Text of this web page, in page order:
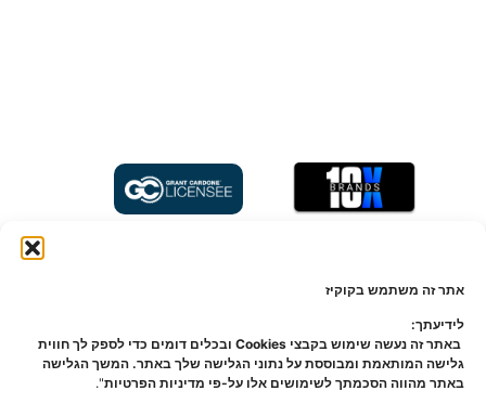
אתר זה משתמש בקוקיז
לידיעתך:
באתר זה נעשה שימוש בקבצי Cookies ובכלים דומים כדי לספק לך חווית
גלישה המותאמת ומבוססת על נתוני הגלישה שלך באתר. המשך הגלישה
באתר מהווה הסכמתך לשימושים אלו על-פי מדיניות הפרטיות".
ומתן פרטני ואישי אשר ינוהל על פי סדר פנייתם לחברה. על כן, השקעה בליווי וסיוע
החברה אינה מוסדרת לפי חוק ניירות ערך ו/או חוק השקעות משותפות וכל חומר פרסומי
אודות פרויקטים שמציגה החברה לא אושר על-ידי הרשות לניירות ערך בישראל במסגרת
תשקיף. תנאי ההשקעה ופרטי העסקה המלאים ייחשפו אך ורק במסגרת הליך המשא